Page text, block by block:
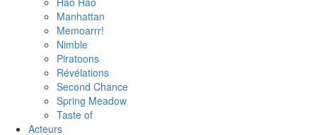
Manhattan
Memoarrr!
Nimble
Piratoons
Révélations
Second Chance
Spring Meadow
Taste of
Acteurs